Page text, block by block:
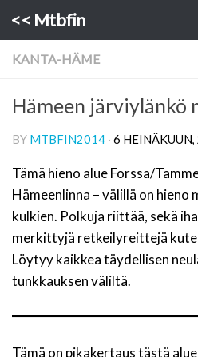
Skip to content
<< Mtbfin
KANTA-HÄME
Hämeen järviylänkö
BY MTBFIN2014 · 6 HEINÄKUUN,
Tämä hieno alue Forssa/
Hämeenlinna – välillä on hieno
kulkien. Polkuja riittää, sekä
merkittyjä retkeilyreittejä
Löytyy kaikkea täydellisen
tunkkauksen väliltä.
Tämä on pikakertaus tästä